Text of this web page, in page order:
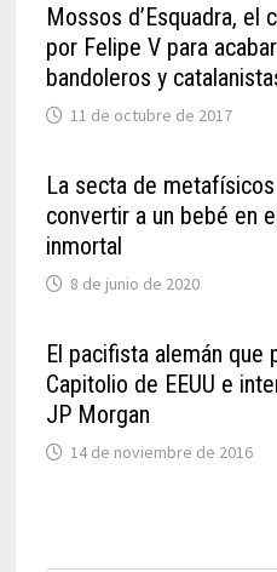
Mossos d’Esquadra, el
por Felipe V para
bandoleros y
11 de octubre de 2017
La secta de
convertir a un bebé en
inmortal
8 de junio de 2020
El pacifista alemán que
Capitolio de EEUU e
JP Morgan
14 de noviembre de 2016